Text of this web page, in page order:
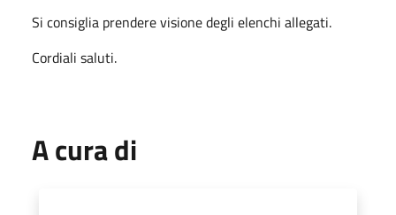
Si consiglia prendere visione degli elenchi allegati.
Cordiali saluti.
A cura di